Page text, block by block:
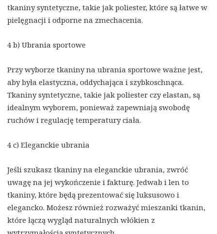
tkaniny syntetyczne, takie jak poliester, które są łatwe w
pielęgnacji i odporne na zmechacenia.
4 b) Ubrania sportowe
Przy wyborze tkaniny na ubrania sportowe ważne jest,
aby była elastyczna, oddychająca i szybkoschnąca.
Tkaniny syntetyczne, takie jak poliester czy elastan, są
idealnym wyborem, ponieważ zapewniają swobodę
ruchów i regulację temperatury ciała.
4 c) Eleganckie ubrania
Jeśli szukasz tkaniny na eleganckie ubrania, zwróć
uwagę na jej wykończenie i fakturę. Jedwab i len to
tkaniny, które będą prezentować się luksusowo i
elegancko. Możesz również rozważyć mieszanki tkanin,
które łączą wygląd naturalnych włókien z